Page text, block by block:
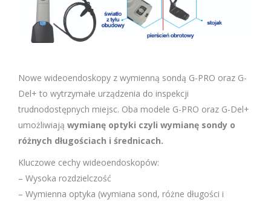
Nowe wideoendoskopy z wymienną sondą G-PRO oraz G-
Del+ to wytrzymałe urządzenia do inspekcji
trudnodostępnych miejsc. Oba modele G-PRO oraz G-Del+
umożliwiają wymianę optyki czyli wymianę sondy o
różnych długościach i średnicach.
Kluczowe cechy wideoendoskopów:
– Wysoka rozdzielczość
– Wymienna optyka (wymiana sond, różne długości i